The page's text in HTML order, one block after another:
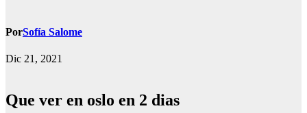
PorSofía Salome
Dic 21, 2021
Que ver en oslo en 2 dias